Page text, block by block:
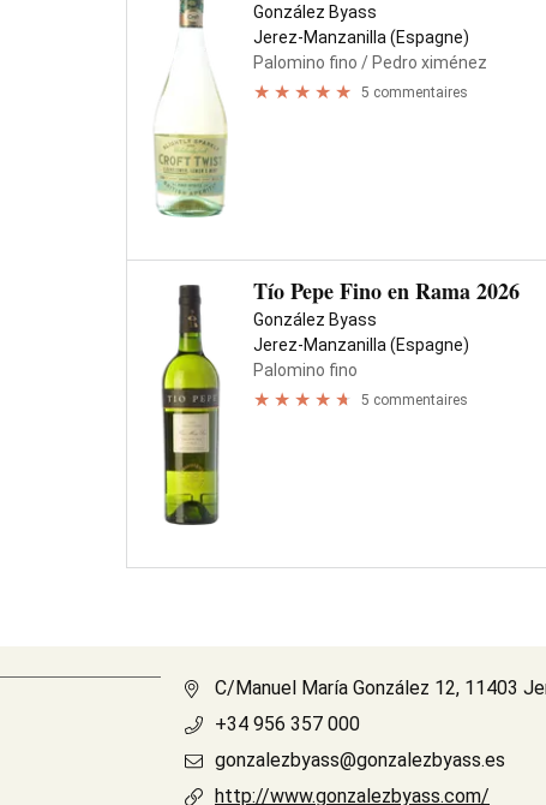
González Byass
Jerez-Manzanilla (Espagne)
Palomino fino / Pedro ximénez
5 commentaires
Tío Pepe Fino en Rama 2026
González Byass
Jerez-Manzanilla (Espagne)
Palomino fino
5 commentaires
C/Manuel María González 12, 11403
+34 956 357 000
gonzalezbyass@gonzalezbyass.es
http://www.gonzalezbyass.com/